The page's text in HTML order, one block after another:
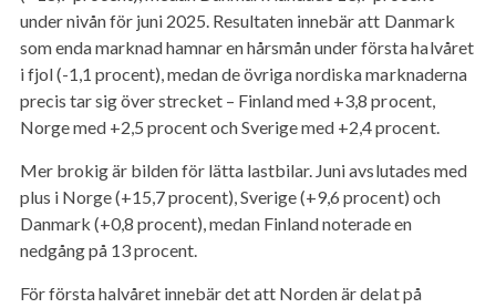
under nivån för juni 2025. Resultaten innebär att Danmark
som enda marknad hamnar en hårsmån under första halvåret
i fjol (-1,1 procent), medan de övriga nordiska marknaderna
precis tar sig över strecket – Finland med +3,8 procent,
Norge med +2,5 procent och Sverige med +2,4 procent.
Mer brokig är bilden för lätta lastbilar. Juni avslutades med
plus i Norge (+15,7 procent), Sverige (+9,6 procent) och
Danmark (+0,8 procent), medan Finland noterade en
nedgång på 13 procent.
För första halvåret innebär det att Norden är delat på